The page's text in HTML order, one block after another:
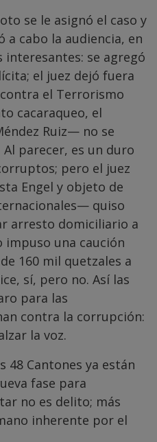
se le asignó el caso y
a cabo la audiencia, en
interesantes: se agregó
el juez dejó fuera
el Terrorismo
cacaraqueo, el
Ruiz— no se
parecer, es un duro
pero el juez
Engel y objeto de
quiso
arresto domiciliario a
impuso una caución
160 mil quetzales a
sí, pero no. Así las
para las
contra la corrupción:
la voz.
48 Cantones ya están
fase para
no es delito; más
inherente por el